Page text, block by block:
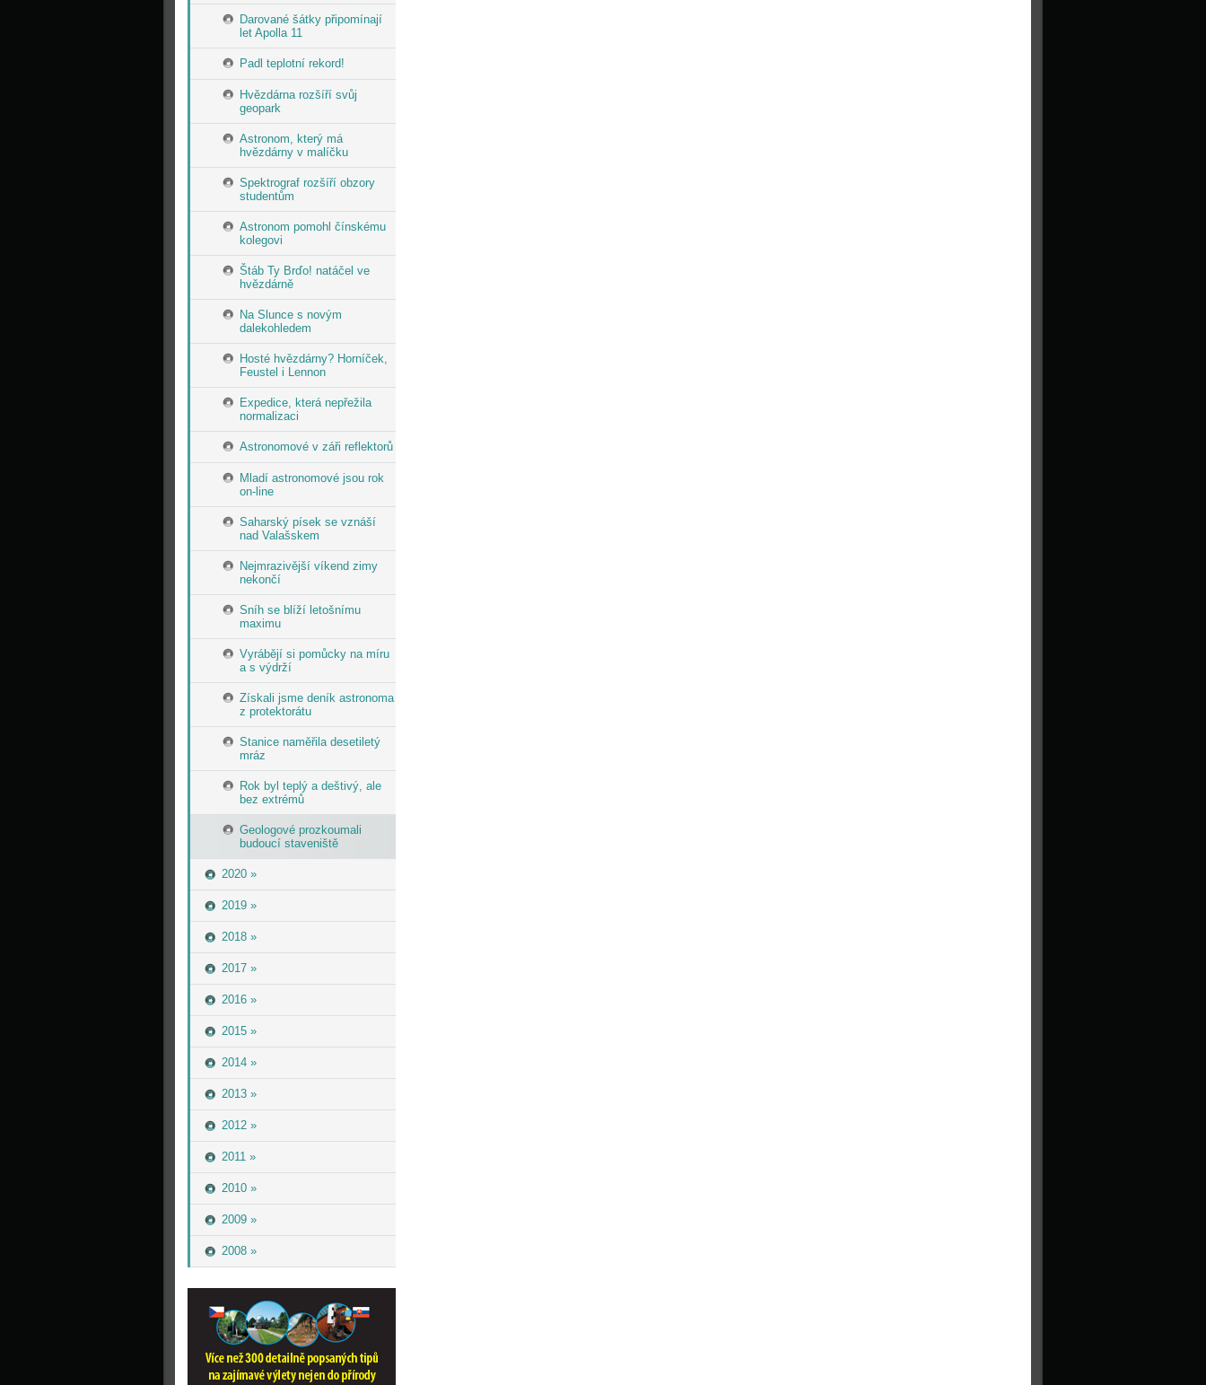
Darované šátky připomínají
let Apolla 11
Padl teplotní rekord!
Hvězdárna rozšíří svůj
geopark
Astronom, který má
hvězdárny v malíčku
Spektrograf rozšíří obzory
studentům
Astronom pomohl čínskému
kolegovi
Štáb Ty Brďo! natáčel ve
hvězdárně
Na Slunce s novým
dalekohledem
Hosté hvězdárny? Horníček,
Feustel i Lennon
Expedice, která nepřežila
normalizaci
Astronomové v záři reflektorů
Mladí astronomové jsou rok
on-line
Saharský písek se vznáší
nad Valašskem
Nejmrazivější víkend zimy
nekončí
Sníh se blíží letošnímu
maximu
Vyrábějí si pomůcky na míru
a s výdrží
Získali jsme deník astronoma
z protektorátu
Stanice naměřila desetiletý
mráz
Rok byl teplý a deštivý, ale
bez extrémů
Geologové prozkoumali
budoucí staveniště
2020 »
2019 »
2018 »
2017 »
2016 »
2015 »
2014 »
2013 »
2012 »
2011 »
2010 »
2009 »
2008 »